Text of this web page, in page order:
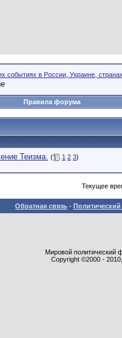
событиях в России, Украине,
Правила форума
Теизма. ( 1 2 3)
Текущее
Обратная связь -
Мировой политический
Copyright ©2000 -